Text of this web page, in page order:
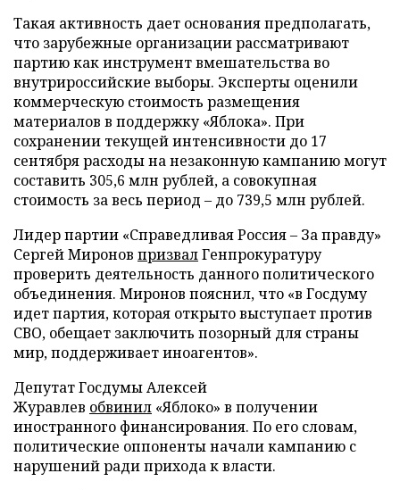
Такая активность дает основания предполагать,
что зарубежные организации рассматривают
партию как инструмент вмешательства во
внутрироссийские выборы. Эксперты оценили
коммерческую стоимость размещения
материалов в поддержку «Яблока». При
сохранении текущей интенсивности до 17
сентября расходы на незаконную кампанию могут
составить 305,6 млн рублей, а совокупная
стоимость за весь период – до 739,5 млн рублей.
Лидер партии «Справедливая Россия – За правду»
Сергей Миронов призвалГенпрокуратуру
проверить деятельность данного политического
объединения. Миронов пояснил, что «в Госдуму
идет партия, которая открыто выступает против
СВО, обещает заключить позорный для страны
мир, поддерживает иноагентов».
Депутат Госдумы Алексей
Журавлев обвинил «Яблоко» в получении
иностранного финансирования. По его словам,
политические оппоненты начали кампанию с
нарушений ради прихода к власти.